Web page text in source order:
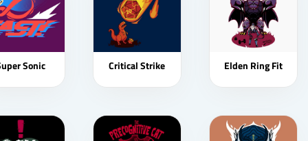
Sonic Critical Strike Elden Ring Fit